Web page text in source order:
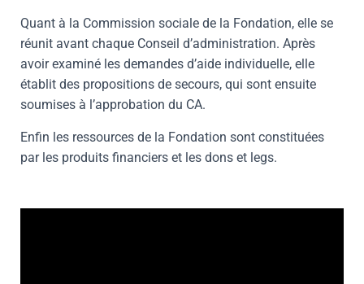
Quant à la Commission sociale de la Fondation, elle se
réunit avant chaque Conseil d’administration. Après
avoir examiné les demandes d’aide individuelle, elle
établit des propositions de secours, qui sont ensuite
soumises à l’approbation du CA.
Enfin les ressources de la Fondation sont constituées
par les produits financiers et les dons et legs.